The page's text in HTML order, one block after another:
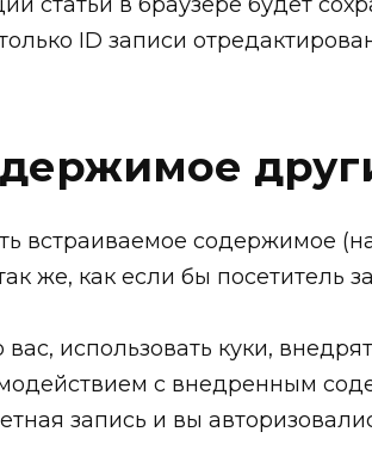
ID записи
встраиваемое содержимое
же, как если бы посетитель
использовать куки,
с внедренным
запись и вы